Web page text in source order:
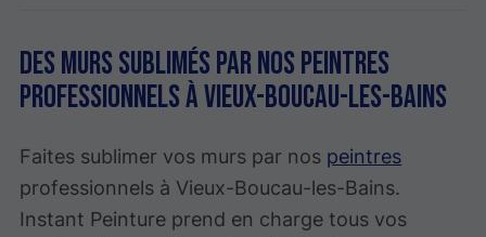
Des murs sublimés par nos peintres
professionnels à Vieux-Boucau-les-Bains
Faites sublimer vos murs par nos peintres
professionnels à Vieux-Boucau-les-Bains.
Instant Peinture prend en charge tous vos